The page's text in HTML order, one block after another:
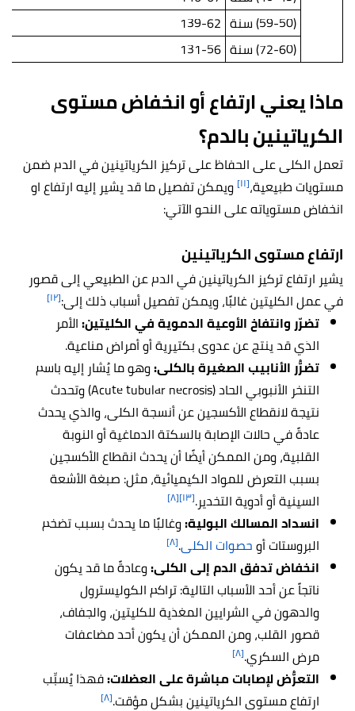
(59-50) سنة
139-62
(72-60) سنة
131-56
ماذا يعني ارتفاع أو انخفاض مستوى
الكرياتينين بالدم؟
تعمل الكلى على الحفاظ على تركيز الكرياتينين في الدم ضمن
مستويات طبيعية،[١١]
ويمكن تفصيل ما قد يشير إليه ارتفاع او
انخفاض مستوياته على النحو الآتي:
ارتفاع مستوى الكرياتينين
يشير ارتفاع تركيز الكرياتينين في الدم عن الطبيعي إلى قصور
في عمل الكليتين غالبًا، ويمكن تفصيل أسباب ذلك إلى:[١٢]
تضرّر وانتفاخ الأوعية الدموية في الكليتين:الأمر
الذي قد ينتج عن عدوى بكتيرية أو أمراض مناعية.
تضرُّر الأنابيب الصغيرة بالكلى:وهو ما يُشار إليه باسم
التنخر الأنبوبي الحاد (Acute tubular necrosis) وتحدث
نتيجة لانقطاع الأكسجين عن أنسجة الكلى، والذي يحدث
عادةً في حالات الإصابة بالسكتة الدماغية أو النوبة
القلبية، ومن الممكن أيضًا أن يحدث انقطاع الأكسجين
بسبب التعرض للمواد الكيميائية، مثل: صبغة الأشعة
السينية أو أدوية التخدير.[١٣] [٨]
انسداد المسالك البولية:وغالبًا ما يحدث بسبب تضخم
البروستات أوحصوات الكلى.[٨]
انخفاض تدفق الدم إلى الكلى:وعادةً ما قد يكون
ناتجاً عن أحد الأسباب التالية: تراكم الكوليسترول
والدهون في الشرايين المغذية للكليتين، والجفاف،
قصور القلب، ومن الممكن أن يكون أحد مضاعفات
مرض السكري.[٨]
التعرُّض لإصابات مباشرة على العضلات:فهذا يُسبِّب
ارتفاع مستوى الكرياتينين بشكل مؤقت.[٨]